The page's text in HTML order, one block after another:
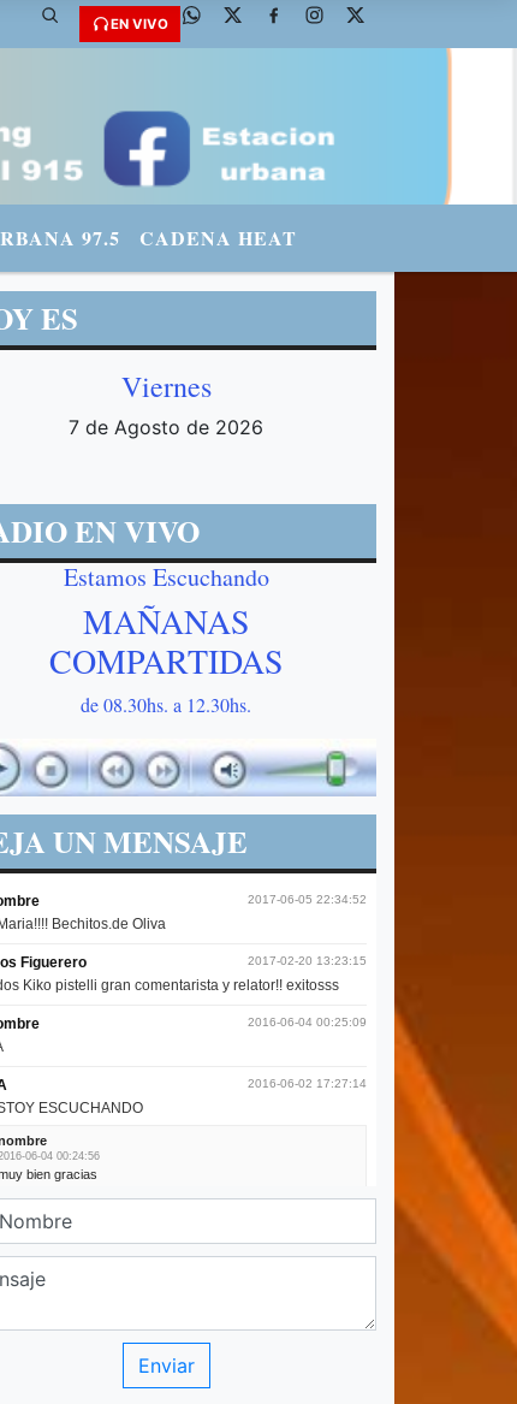
- INSTAGRAM: urbanario3 WHATSAPP: 3571569969
EN VIVO
97.5 CADENA HEAT
ES
Viernes
7 de Agosto de 2026
EN VIVO
Estamos Escuchando
MAÑANAS
COMPARTIDAS
de 08.30hs. a 12.30hs.
UN MENSAJE